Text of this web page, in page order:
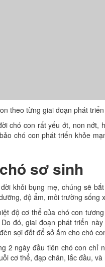
theo từng giai đoạn phát triển
chó con rất yếu ớt, non
chó con phát triển khỏe
sơ sinh
khỏi bụng mẹ, chúng sẽ
độ ẩm, môi trường sống
độ cơ thể của chó con
đó, giai đoạn phát triển
sợi đốt để sở ấm cho chó
2 ngày đầu tiên chó con chỉ
cơ thể, đạp chân, lắc đầu, và